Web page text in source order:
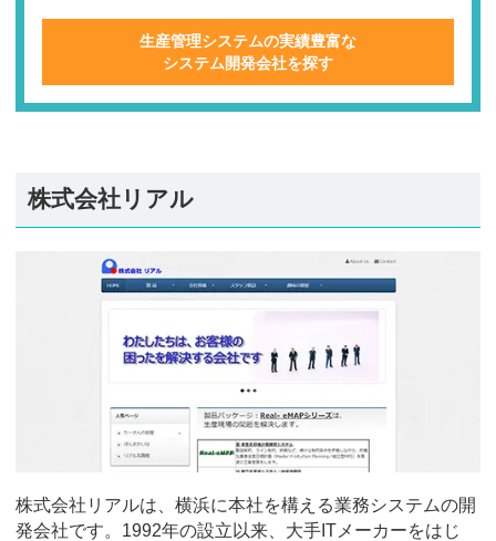
生産管理システムの実績豊富な
システム開発会社を探す
株式会社リアル
株式会社リアルは、横浜に本社を構える業務システムの開
発会社です。1992年の設立以来、大手ITメーカーをはじ